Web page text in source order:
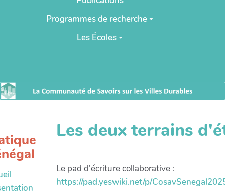
Programmes de recherche
Les Écoles
Les deux terrains
Le pad d'écriture collaborative :
https://pad.yeswiki.net/p/